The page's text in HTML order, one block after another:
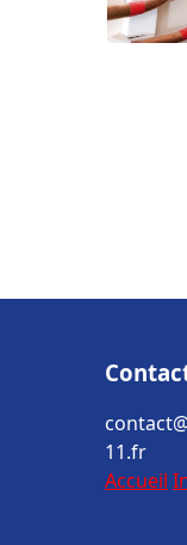
11.fr
Accueil